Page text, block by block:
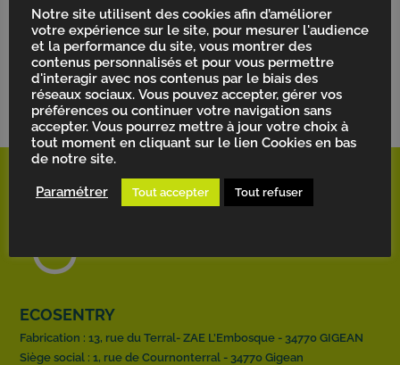
OVH SAS au capital de 10 059 500 €
RCS Roubaix – Tourcoing 424 761 419 00045
Agence Web MontpellierDIXIONLINE
ECOSENTRY
Fabrication : 13, rue du Terral- ZAE L’Embosque - 34770 GIGEAN
Siège social : 1, rue de Cournonterral - 34770 Gigean
Notre site utilisent des cookies afin d’améliorer
votre expérience sur le site, pour mesurer l'audience
et la performance du site, vous montrer des
contenus personnalisés et pour vous permettre
d'interagir avec nos contenus par le biais des
réseaux sociaux. Vous pouvez accepter, gérer vos
préférences ou continuer votre navigation sans
accepter. Vous pourrez mettre à jour votre choix à
tout moment en cliquant sur le lien Cookies en bas
de notre site.
Paramétrer Tout accepter Tout refuser